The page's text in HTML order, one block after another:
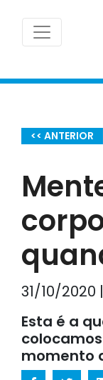
<< ANTERIOR
31/10/
Esta é a
momento